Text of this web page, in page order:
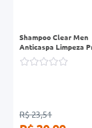
Shampoo Clear Men
Anticaspa Limpeza
Frasco 200ml
R$ 23,51